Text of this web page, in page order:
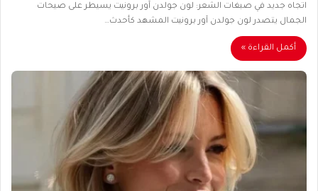
اتجاه جديد في صبغات الشعر: لون جولدن آور برونيت يسيطر على صيحات
الجمال يتصدر لون جولدن آور برونيت المشهد كأحدث…
أكمل القراءة »